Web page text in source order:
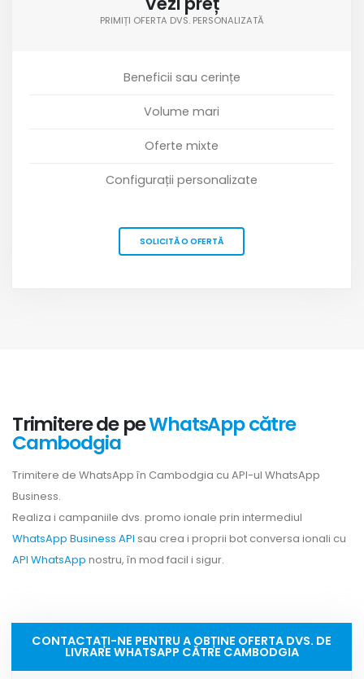
PRIMIȚI OFERTA DVS. PERSONALIZATĂ
Beneficii sau cerințe
Volume mari
Oferte mixte
Configurații personalizate
SOLICITĂ O OFERTĂ
Trimitere de peWhatsApp către
Cambodgia
Trimitere de WhatsApp în Cambodgia cu API-ul WhatsApp
Business.
Realiza i campaniile dvs. promo ionale prin intermediul
WhatsApp Business API sau crea i proprii bot conversa ionali cu
API WhatsApp nostru, în mod facil i sigur.
CONTACTAȚI-NE PENTRU A OBȚINE OFERTA DVS. DE
LIVRARE WHATSAPP CĂTRE CAMBODGIA